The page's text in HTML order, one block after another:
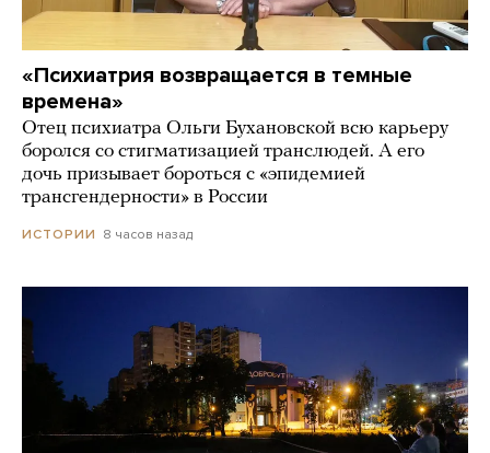
«Психиатрия возвращается в темные
времена»
Отец психиатра Ольги Бухановской всю карьеру
боролся со стигматизацией транслюдей. А его
дочь призывает бороться с «эпидемией
трансгендерности» в России
ИСТОРИИ 8 часов назад